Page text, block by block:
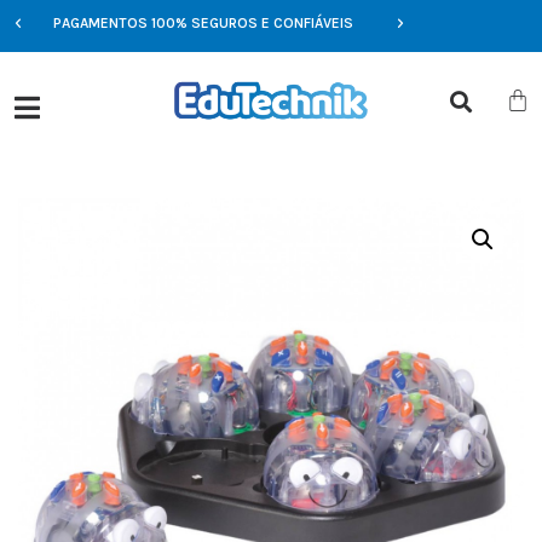
PAGAMENTOS 100% SEGUROS E CONFIÁVEIS OFERTAS EXCLUSIVAS